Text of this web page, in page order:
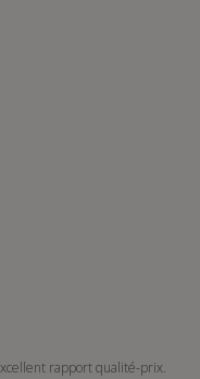
rapport qualité-prix.